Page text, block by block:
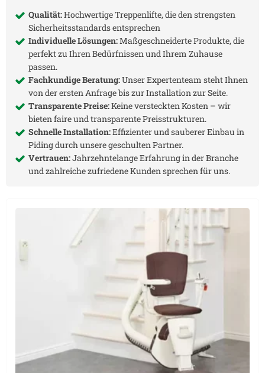
Qualität:Hochwertige Treppenlifte, die den strengsten
Sicherheitsstandards entsprechen
Individuelle Lösungen:Maßgeschneiderte Produkte, die
perfekt zu Ihren Bedürfnissen und Ihrem Zuhause
passen.
Fachkundige Beratung:Unser Expertenteam steht Ihnen
von der ersten Anfrage bis zur Installation zur Seite.
Transparente Preise:Keine versteckten Kosten – wir
bieten faire und transparente Preisstrukturen.
Schnelle Installation:Effizienter und sauberer Einbau in
Pidingdurch unsere geschulten Partner.
Vertrauen:Jahrzehntelange Erfahrung in der Branche
und zahlreiche zufriedene Kunden sprechen für uns.